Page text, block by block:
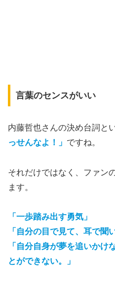
言葉のセンスがいい
内藤哲也さんの決め台詞と
っせんなよ！」 ですね。
それだけではなく、ファン
ます。
「一歩踏み出す勇気」
「自分の目で見て、耳で聞
「自分自身が夢を追いかけ
とができない。」